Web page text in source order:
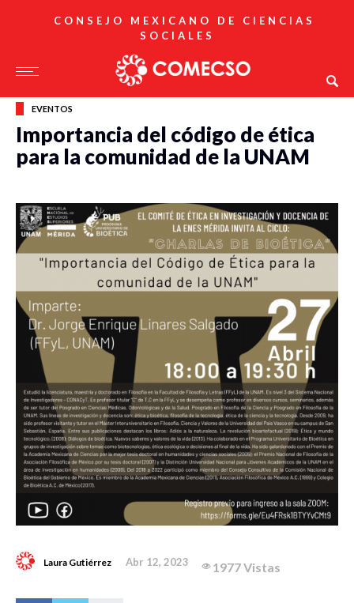
CONSEJO MEXICANO DE CIENCIAS
SOCIALES
EVENTOS
Importancia del código de ética
para la comunidad de la UNAM
Laura Gutiérrez Abr 12, 2023 1977 Vistas